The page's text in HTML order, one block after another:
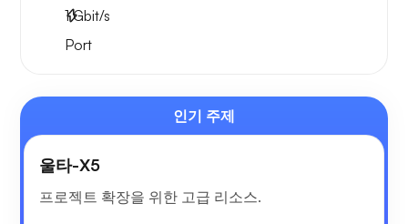
1Gbit/s
Port
인기 주제
울타-X5
프로젝트 확장을 위한 고급 리소스.